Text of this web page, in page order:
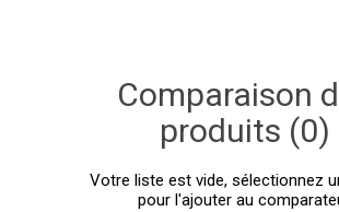
Comparaison
produits (0)
Votre liste est vide, sélectionnez
pour l'ajouter au